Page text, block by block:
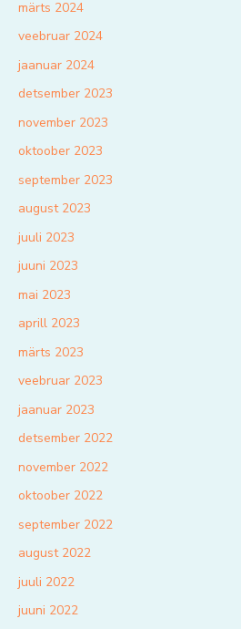
märts 2024
veebruar 2024
jaanuar 2024
detsember 2023
november 2023
oktoober 2023
september 2023
august 2023
juuli 2023
juuni 2023
mai 2023
aprill 2023
märts 2023
veebruar 2023
jaanuar 2023
detsember 2022
november 2022
oktoober 2022
september 2022
august 2022
juuli 2022
juuni 2022